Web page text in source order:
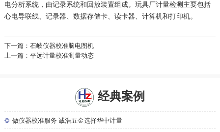
电分析系统，由记录系统和回放装置组成。 玩具厂计量检测 主要包括
心电导联线、记录器、数据存储卡、读卡器、计算机和打印机。
下一篇：石岐仪器校准脑电图机
上一篇：平远计量校准测量动态
经典案例
◎ 做仪器校准服务 诚浩五金选择华中计量